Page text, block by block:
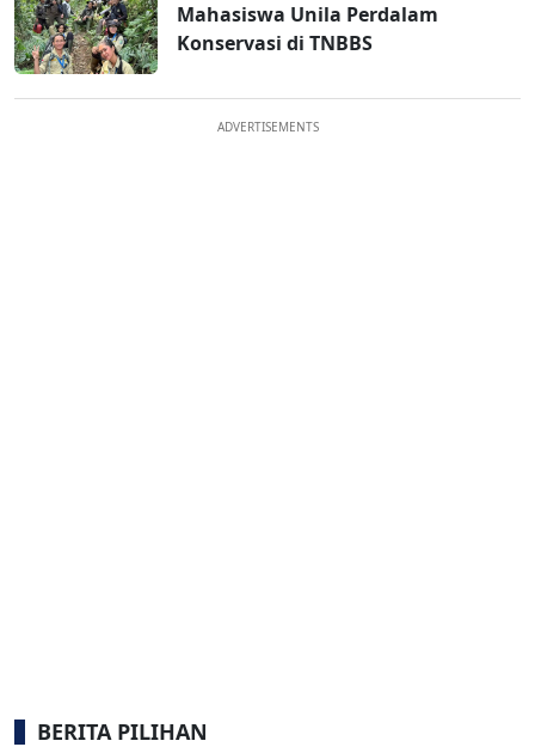
Mahasiswa Unila Perdalam
Konservasi di TNBBS
ADVERTISEMENTS
BERITA PILIHAN